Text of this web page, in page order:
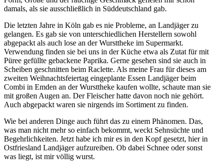
damals, als sie ausschließlich in Süddeutschland gab.
Die letzten Jahre in Köln gab es nie Probleme, an Landjäger zu
gelangen. Es gab sie von unterschiedlichen Herstellern sowohl
abgepackt als auch lose an der Wursttheke im Supermarkt.
Verwendung finden sie bei uns in der Küche etwa als Zutat für mit
Püree gefüllte gebackene Paprika. Gerne gesehen sind sie auch in
Scheiben geschnitten beim Raclette. Als meine Frau für dieses am
zweiten Weihnachtsfeiertag eingeplante Essen Landjäger beim
Combi in Emden an der Wursttheke kaufen wollte, schaute man sie
mit großen Augen an. Der Fleischer hatte davon noch nie gehört.
Auch abgepackt waren sie nirgends im Sortiment zu finden.
Wie bei anderen Dinge auch führt das zu einem Phänomen. Das,
was man nicht mehr so einfach bekommt, weckt Sehnsüchte und
Begehrlichkeiten. Jetzt habe ich mir es in den Kopf gesetzt, hier in
Ostfriesland Landjäger aufzureiben. Ob dabei Schnee oder sonst
was liegt, ist mir völlig wurst.